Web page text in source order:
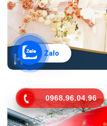
Zalo
0968.96.04.96